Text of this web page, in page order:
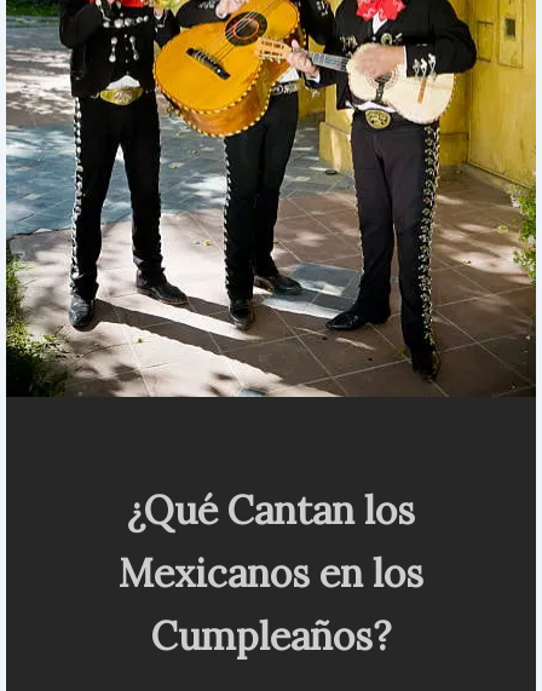
¿Qué Cantan los
Mexicanos en los
Cumpleaños?